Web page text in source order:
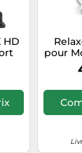
HD
pour
10